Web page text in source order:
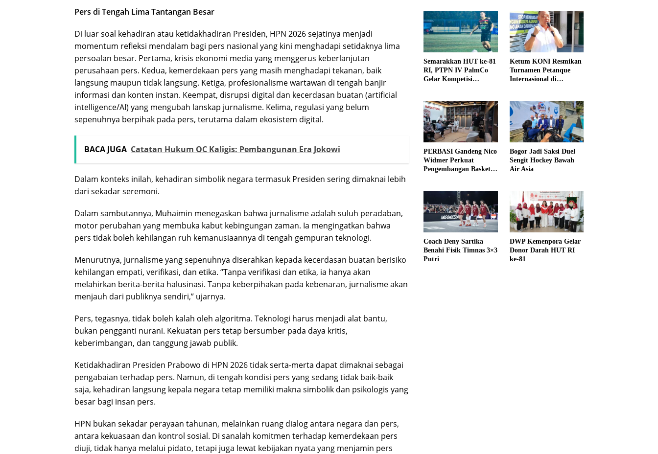
Pers di Tengah Lima Tantangan Besar
Di luar soal kehadiran atau ketidakhadiran Presiden, HPN 2026 sejatinya menjadi
momentum refleksi mendalam bagi pers nasional yang kini menghadapi setidaknya lima
persoalan besar. Pertama, krisis ekonomi media yang menggerus keberlanjutan
perusahaan pers. Kedua, kemerdekaan pers yang masih menghadapi tekanan, baik
langsung maupun tidak langsung. Ketiga, profesionalisme wartawan di tengah banjir
informasi dan konten instan. Keempat, disrupsi digital dan kecerdasan buatan (artificial
intelligence/AI) yang mengubah lanskap jurnalisme. Kelima, regulasi yang belum
sepenuhnya berpihak pada pers, terutama dalam ekosistem digital.
BACA JUGA Catatan Hukum OC Kaligis: Pembangunan Era Jokowi
Dalam konteks inilah, kehadiran simbolik negara termasuk Presiden sering dimaknai lebih
dari sekadar seremoni.
Dalam sambutannya, Muhaimin menegaskan bahwa jurnalisme adalah suluh peradaban,
motor perubahan yang membuka kabut kebingungan zaman. Ia mengingatkan bahwa
pers tidak boleh kehilangan ruh kemanusiaannya di tengah gempuran teknologi.
Menurutnya, jurnalisme yang sepenuhnya diserahkan kepada kecerdasan buatan berisiko
kehilangan empati, verifikasi, dan etika. “Tanpa verifikasi dan etika, ia hanya akan
melahirkan berita-berita halusinasi. Tanpa keberpihakan pada kebenaran, jurnalisme akan
menjauh dari publiknya sendiri,” ujarnya.
Pers, tegasnya, tidak boleh kalah oleh algoritma. Teknologi harus menjadi alat bantu,
bukan pengganti nurani. Kekuatan pers tetap bersumber pada daya kritis,
keberimbangan, dan tanggung jawab publik.
Ketidakhadiran Presiden Prabowo di HPN 2026 tidak serta-merta dapat dimaknai sebagai
pengabaian terhadap pers. Namun, di tengah kondisi pers yang sedang tidak baik-baik
saja, kehadiran langsung kepala negara tetap memiliki makna simbolik dan psikologis yang
besar bagi insan pers.
HPN bukan sekadar perayaan tahunan, melainkan ruang dialog antara negara dan pers,
antara kekuasaan dan kontrol sosial. Di sanalah komitmen terhadap kemerdekaan pers
diuji, tidak hanya melalui pidato, tetapi juga lewat kebijakan nyata yang menjamin pers
Semarakkan HUT ke-81
RI, PTPN IV PalmCo
Gelar Kompetisi
Ketum KONI Resmikan
Turnamen Petanque
Internasional di
PERBASI Gandeng Nico
Widmer Perkuat
Pengembangan Basket
Bogor Jadi Saksi Duel
Sengit Hockey Bawah
Air Asia
Coach Deny Sartika
Benahi Fisik Timnas 3×3
Putri
DWP Kemenpora Gelar
Donor Darah HUT RI
ke-81